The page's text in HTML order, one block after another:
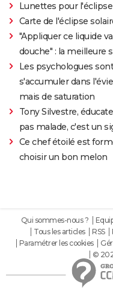
Lunettes pour l'éclipse
Carte de l'éclipse
"Appliquer ce liquide
douche" : la meilleure
Les psychologues
s'accumuler dans
mais de saturation
Tony Silvestre,
pas malade, c'est un
Ce chef étoilé est
choisir un bon melon
Qui sommes-nous ?
Tous les articles
RSS
Paramétrer les cookies
©